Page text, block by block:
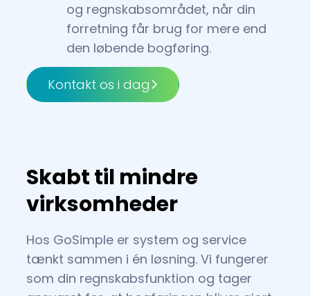
og regnskabsområdet, når din
forretning får brug for mere end
den løbende bogføring.
Kontakt os i dag
Skabt til mindre
virksomheder
Hos GoSimple er system og service
tænkt sammen i én løsning. Vi fungerer
som din regnskabsfunktion og tager